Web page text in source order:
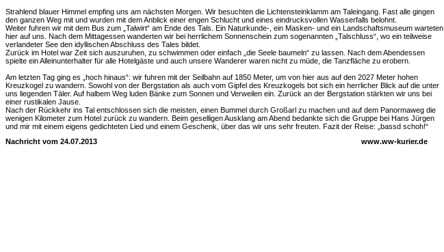
Strahlend blauer Himmel empfing uns am nächsten Morgen. Wir besuchten die Lichtensteinklamm am Taleingang. Fast alle gingen
den ganzen Weg mit und wurden mit dem Anblick einer engen Schlucht und eines eindrucksvollen Wasserfalls belohnt.
Weiter fuhren wir mit dem Bus zum „Talwirt“ am Ende des Tals. Ein Naturkunde-, ein Masken- und ein Landschaftsmuseum warteten
hier auf uns. Nach dem Mittagessen wanderten wir bei herrlichem Sonnenschein zum sogenannten „Talschluss“, wo ein teilweise
verlandeter See den idyllischen Abschluss des Tales bildet.
Zurück im Hotel war Zeit sich auszuruhen, zu schwimmen oder einfach „die Seele baumeln“ zu lassen. Nach dem Abendessen
spielte ein Alleinunterhalter für alle Hotelgäste und auch unsere Wanderer waren nicht zu müde, die Tanzfläche zu erobern.
Am letzten Tag ging es „hoch hinaus“: wir fuhren mit der Seilbahn auf 1850 Meter, um von hier aus auf den 2027 Meter hohen
Kreuzkogel zu wandern. Sowohl von der Bergstation als auch vom Gipfel des Kreuzkogels bot sich ein herrlicher Blick auf die unter
uns liegenden Täler. Auf halbem Weg luden Bänke zum Sonnen und Verweilen ein. Zurück an der Bergstation stärkten wir uns bei
einer rustikalen Jause.
Nach der Rückkehr ins Tal entschlossen sich die meisten, einen Bummel durch Großarl zu machen und auf dem Panormaweg die
wenigen Kilometer zum Hotel zurück zu wandern. Beim geselligen Ausklang am Abend bedankte sich die Gruppe bei Hans Jürgen
und mir mit einem eigens gedichteten Lied und einem Geschenk, über das wir uns sehr freuten. Fazit der Reise: „bassd schoh!“
Nachricht vom 24.07.2013
www.ww-kurier.de